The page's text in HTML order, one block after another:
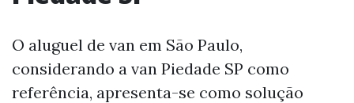
O aluguel de van em São Paulo,
considerando a van Piedade SP como
referência, apresenta-se como solução